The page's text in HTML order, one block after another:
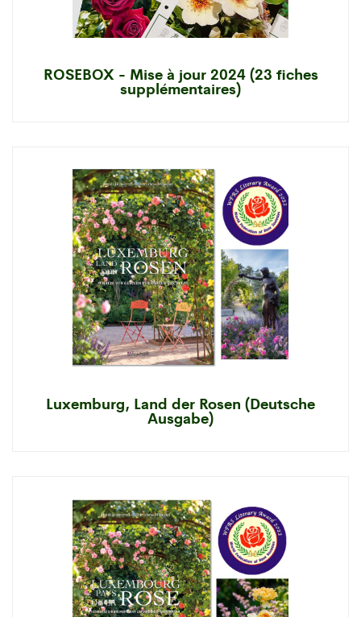
ROSEBOX - Mise à jour 2024 (23 fiches
supplémentaires)
Luxemburg, Land der Rosen (Deutsche
Ausgabe)